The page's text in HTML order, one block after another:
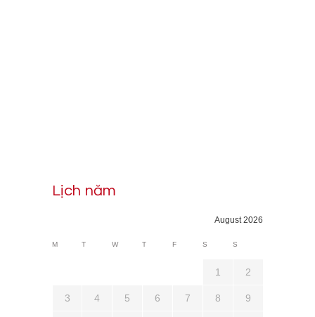
Lịch năm
August 2026
M T W T F S S
1 2
3 4 5 6 7 8 9